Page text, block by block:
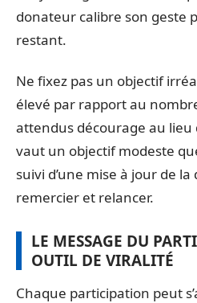
donateur calibre son geste
restant.
Ne fixez pas un objectif
élevé par rapport au
attendus décourage au lieu
vaut un objectif modeste
suivi d’une mise à jour de
remercier et relancer.
LE MESSAGE DU
OUTIL DE VIRALITÉ
Chaque participation peut